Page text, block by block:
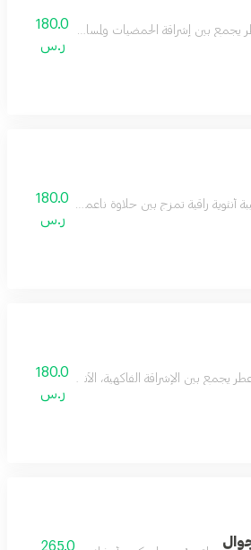
يجمع بين إشراقة الحمضيات ولمسات غورماند
180.0
ر.س
أنثوية راقية تمزج بين حلاوة ناعمة، قلب زهري
180.0
ر.س
عطر يجمع بين الإشراقة الفاكهية، الأناقة الزهرية،
180.0
ر.س
265.0